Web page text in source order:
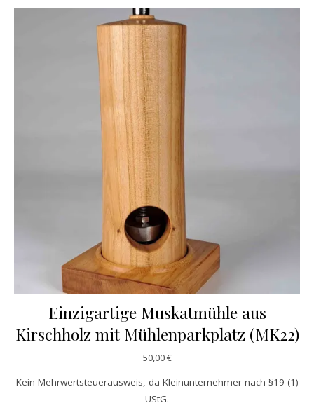
Einzigartige Muskatmühle aus
Kirschholz mit Mühlenparkplatz (MK22)
50,00€
Kein Mehrwertsteuerausweis, da Kleinunternehmer nach §19 (1)
UStG.